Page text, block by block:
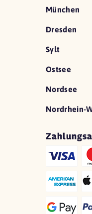
München
Dresden
Sylt
Ostsee
Nordsee
Nordrhein-